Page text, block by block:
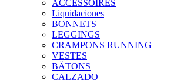
ACCESSOIRES
Liquidaciones
BONNETS
LEGGINGS
CRAMPONS RUNNING
VESTES
BÄTONS
CALZADO